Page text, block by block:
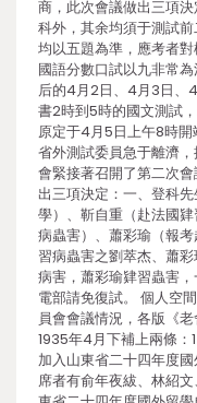
商，此次會議做出三項
科外，其余均須于測試
均以五題為準，應考者
國語分數口試以九非常
后的4月2日、4月3日、
書2時到5時的國文測試
原定于4月5日上午8時開
省外測試委員急于離濟
會緊接著召開了第二次
出三項決定：一、登科
學）、靳自重（赴法國
病蟲害）、蕭彩瑜（報
習病蟲害之劉萃杰、蕭
病害，蕭彩瑜肄習蟲害
電部請免復試。 個人空
員會會議情況，各版《
1935年4月下補上兩條：
加入山東省二十四年度
席者有俞年夜紱、林紹